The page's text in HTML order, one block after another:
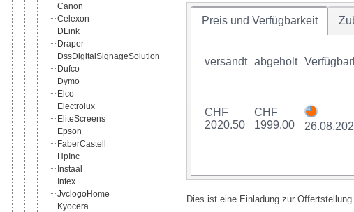
Canon
Celexon
DLink
Draper
DssDigitalSignageSolution
Dufco
Dymo
Elco
Electrolux
EliteScreens
Epson
FaberCastell
HpInc
Instaal
Intex
JvclogoHome
Kyocera
Preis und Verfügbarkeit
versandt abgeholt
CHF
2020.50
CHF
1999.00
Dies ist eine Einladung zur